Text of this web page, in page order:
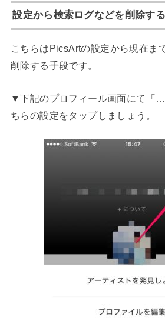
設定から検索ログなどを削除する
こちらはPicsArtの設定から現在ま
削除する手段です。
▼下記のプロフィール画面にて「…
ちらの設定をタップしましょう。